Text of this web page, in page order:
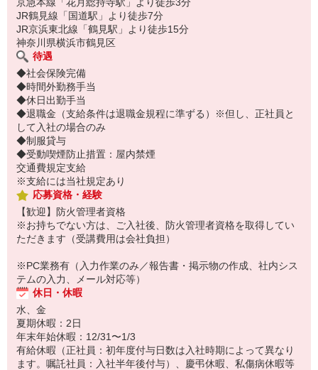
JR鶴見線「国道駅」より徒歩7分
JR京浜東北線「鶴見駅」より徒歩15分
神奈川県横浜市鶴見区
待遇
◆社会保険完備
◆時間外勤務手当
◆休日出勤手当
◆退職金（支給条件は退職金規程に準ずる）※但し、正社員と
して入社の場合のみ
◆制服貸与
◆受動喫煙防止措置：屋内禁煙
交通費規定支給
※支給には当社規定あり
応募資格・経験
【歓迎】防火管理者資格
※お持ちでない方は、ご入社後、防火管理者資格を取得してい
ただきます（受講費用は会社負担）
※PC業務有（入力作業のみ／報告書・掲示物の作成、社内シス
テムの入力、メール対応等）
休日・休暇
水、金
夏期休暇：2日
年末年始休暇：12/31〜1/3
有給休暇（正社員：初年度付与日数は入社時期によって異なり
ます。嘱託社員：入社半年後付与）、慶弔休暇、私傷病休暇等